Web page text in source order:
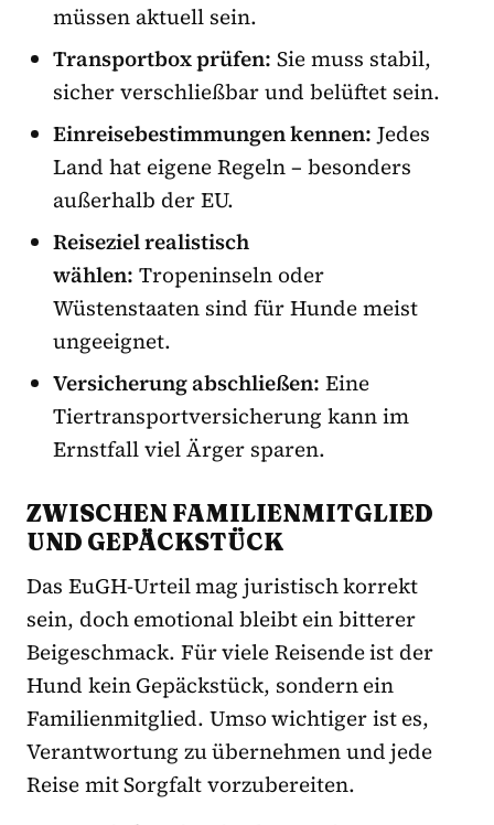
müssen aktuell sein.
Transportbox prüfen: Sie muss stabil,
sicher verschließbar und belüftet sein.
Einreisebestimmungen kennen: Jedes
Land hat eigene Regeln – besonders
außerhalb der EU.
Reiseziel realistisch
wählen: Tropeninseln oder
Wüstenstaaten sind für Hunde meist
ungeeignet.
Versicherung abschließen: Eine
Tiertransportversicherung kann im
Ernstfall viel Ärger sparen.
ZWISCHEN FAMILIENMITGLIED
UND GEPÄCKSTÜCK
Das EuGH-Urteil mag juristisch korrekt
sein, doch emotional bleibt ein bitterer
Beigeschmack. Für viele Reisende ist der
Hund kein Gepäckstück, sondern ein
Familienmitglied. Umso wichtiger ist es,
Verantwortung zu übernehmen und jede
Reise mit Sorgfalt vorzubereiten.